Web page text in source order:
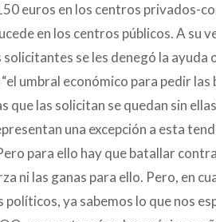
euros en los centros privados-
en los centros públicos. A su
se les denegó la ayuda
umbral económico para pedir las
que las solicitan se quedan sin
una excepción a esta
para ello hay que batallar
ni las ganas para ello. Pero, en
ya sabemos lo que nos